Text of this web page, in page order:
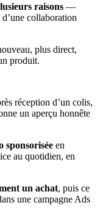
raisons —
collaboration
plus direct,
produit.
réception d’un colis,
un aperçu honnête
sponsorisée en
au quotidien, en
un achat, puis ce
une campagne Ads